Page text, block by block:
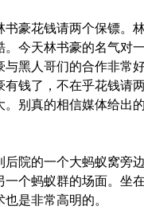
豪花钱请两个保镖。
今天林书豪的名气对
黑人哥们的合作非常
钱了，不在乎花钱请
别真的相信媒体给出
院的一个大蚂蚁窝旁
个蚂蚁群的场面。坐
是非常高明的。